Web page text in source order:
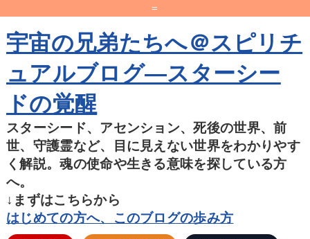
=
宇宙の兄弟たちへ＠スピリチ
ュアルブログ―スターシー
ドの覚醒
スターシード、アセンション、死後の世界、前
世、守護霊など、目に見えない世界をわかりやす
く解説。魂の使命や生きる意味を探している方
へ。
↓まずはこちらから
はじめての方へ、このブログの歩み方